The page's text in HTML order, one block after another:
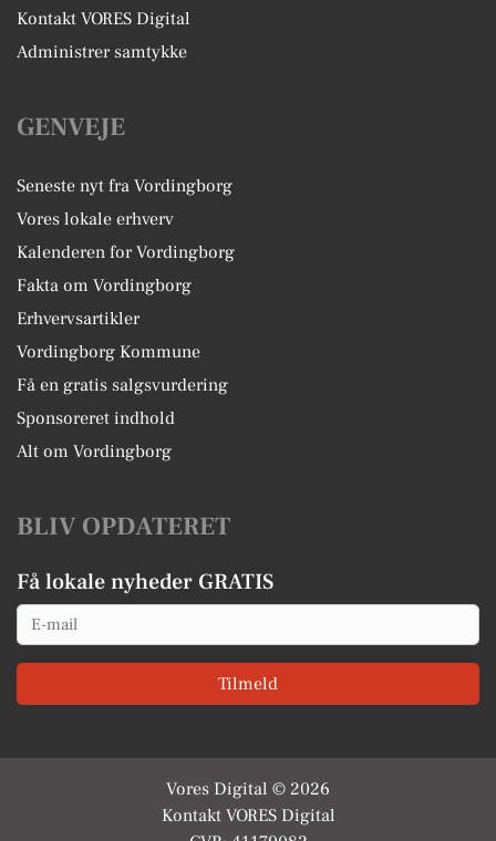
Kontakt VORES Digital
Administrer samtykke
GENVEJE
Seneste nyt fra Vordingborg
Vores lokale erhverv
Kalenderen for Vordingborg
Fakta om Vordingborg
Erhvervsartikler
Vordingborg Kommune
Få en gratis salgsvurdering
Sponsoreret indhold
Alt om Vordingborg
BLIV OPDATERET
Få lokale nyheder GRATIS
Email
Tilmeld
Vores Digital © 2026
Kontakt VORES Digital